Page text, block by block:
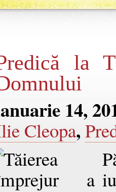
la
14,
Cleopa,